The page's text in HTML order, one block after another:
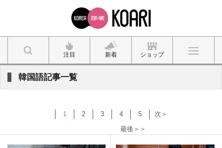
注目 新着 ショップ
韓国語記事一覧
1 2 3 4 5
次＞
最後＞＞